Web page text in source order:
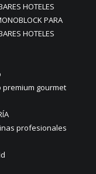
HOTELES
PARA
HOTELES
premium gourmet
profesionales